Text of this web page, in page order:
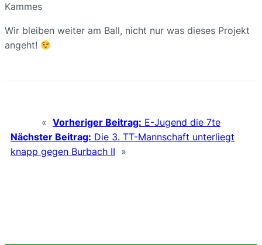
Kammes
Wir bleiben weiter am Ball, nicht nur was dieses Projekt
angeht!
« Vorheriger Beitrag: E-Jugend die 7te
Nächster Beitrag: Die 3. TT-Mannschaft unterliegt
knapp gegen Burbach II »